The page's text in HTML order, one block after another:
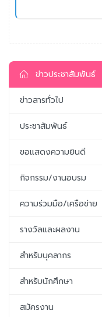
ข่าวประชาสัมพันธ์
ข่าวสารทั่วไป
ประชาสัมพันธ์
ขอแสดงความยินดี
กิจกรรม/งานอบรม
ความร่วมมือ/เครือข่าย
รางวัลและผลงาน
สำหรับบุคลากร
สำหรับนักศึกษา
สมัครงาน